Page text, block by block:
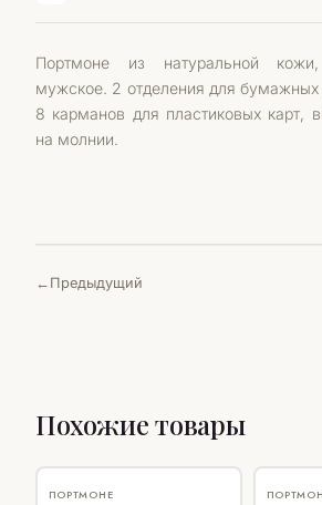
Портмоне из натуральной кожи,
мужское. 2 отделения для бумажных
8 карманов для пластиковых карт,
на молнии.
Предыдущий
Похожие товары
ПОРТМОНЕ